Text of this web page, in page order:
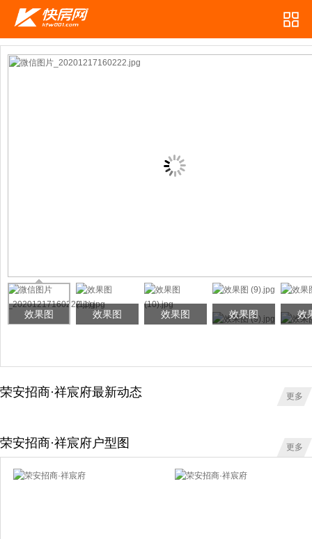
效果图 效果图 效果图 效果图 效
荣安招商·祥宸府最新动态 更多
荣安招商·祥宸府户型图 更多